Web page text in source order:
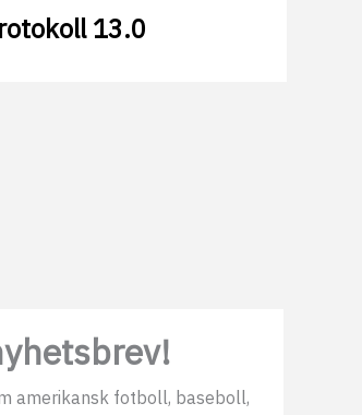
13.0
amerikansk fotboll, baseboll,